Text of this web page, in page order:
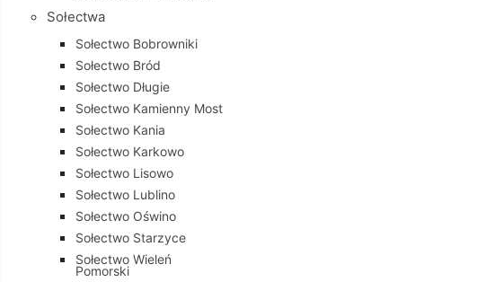
Sołectwa
Sołectwo Bobrowniki
Sołectwo Bród
Sołectwo Długie
Sołectwo Kamienny Most
Sołectwo Kania
Sołectwo Karkowo
Sołectwo Lisowo
Sołectwo Lublino
Sołectwo Oświno
Sołectwo Starzyce
Sołectwo Wieleń
Pomorski